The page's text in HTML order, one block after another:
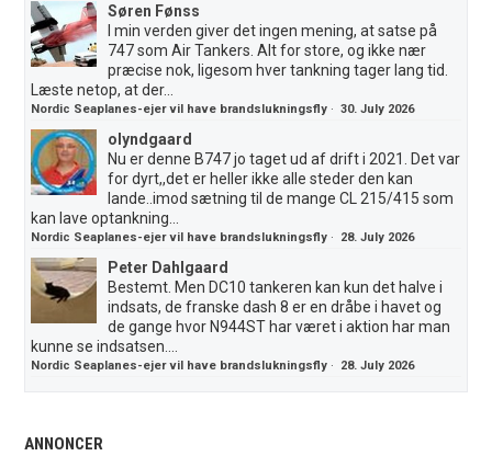
Søren Fønss
I min verden giver det ingen mening, at satse på
747 som Air Tankers. Alt for store, og ikke nær
præcise nok, ligesom hver tankning tager lang tid.
Læste netop, at der...
Nordic Seaplanes-ejer vil have brandslukningsfly ·30. July 2026
olyndgaard
Nu er denne B747 jo taget ud af drift i 2021. Det var
for dyrt,,det er heller ikke alle steder den kan
lande..imod sætning til de mange CL 215/415 som
kan lave optankning...
Nordic Seaplanes-ejer vil have brandslukningsfly · 28. July 2026
Peter Dahlgaard
Bestemt. Men DC10 tankeren kan kun det halve i
indsats, de franske dash 8 er en dråbe i havet og
de gange hvor N944ST har været i aktion har man
kunne se indsatsen....
Nordic Seaplanes-ejer vil have brandslukningsfly · 28. July 2026
ANNONCER